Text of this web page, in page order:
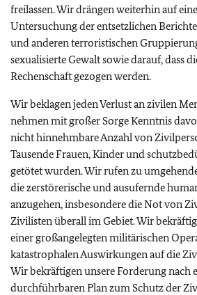
freilassen. Wir drängen weiterhin auf
Untersuchung der entsetzlichen
und anderen terroristischen
sexualisierte Gewalt sowie darauf, dass
Rechenschaft gezogen werden.
Wir beklagen jeden Verlust an zivilen
nehmen mit großer Sorge Kenntnis
nicht hinnehmbare Anzahl von
Tausende Frauen, Kinder und
getötet wurden. Wir rufen zu
die zerstörerische und ausufernde
anzugehen, insbesondere die Not von
Zivilisten überall im Gebiet. Wir
einer großangelegten militärischen
katastrophalen Auswirkungen auf die
Wir bekräftigen unsere Forderung nach
durchführbaren Plan zum Schutz der